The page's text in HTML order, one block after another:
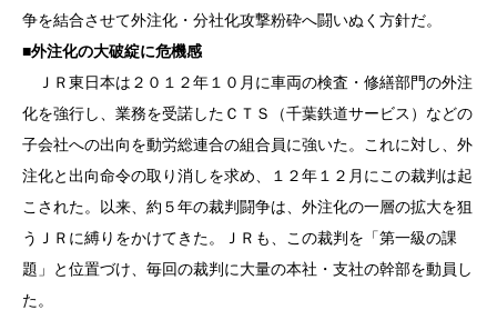
争を結合させて外注化・分社化攻撃粉砕へ闘いぬく方針だ。
■外注化の大破綻に危機感
ＪＲ東日本は２０１２年１０月に車両の検査・修繕部門の外注
化を強行し、業務を受諾したＣＴＳ（千葉鉄道サービス）などの
子会社への出向を動労総連合の組合員に強いた。これに対し、外
注化と出向命令の取り消しを求め、１２年１２月にこの裁判は起
こされた。以来、約５年の裁判闘争は、外注化の一層の拡大を狙
うＪＲに縛りをかけてきた。ＪＲも、この裁判を「第一級の課
題」と位置づけ、毎回の裁判に大量の本社・支社の幹部を動員し
た。